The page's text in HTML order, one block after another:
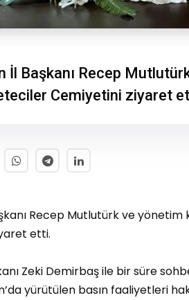
İl Başkanı Recep
Cemiyetini ziyaret
Recep Mutlutürk ve yönetim
etti.
Zeki Demirbaş ile bir süre
yürütülen basın faaliyetleri